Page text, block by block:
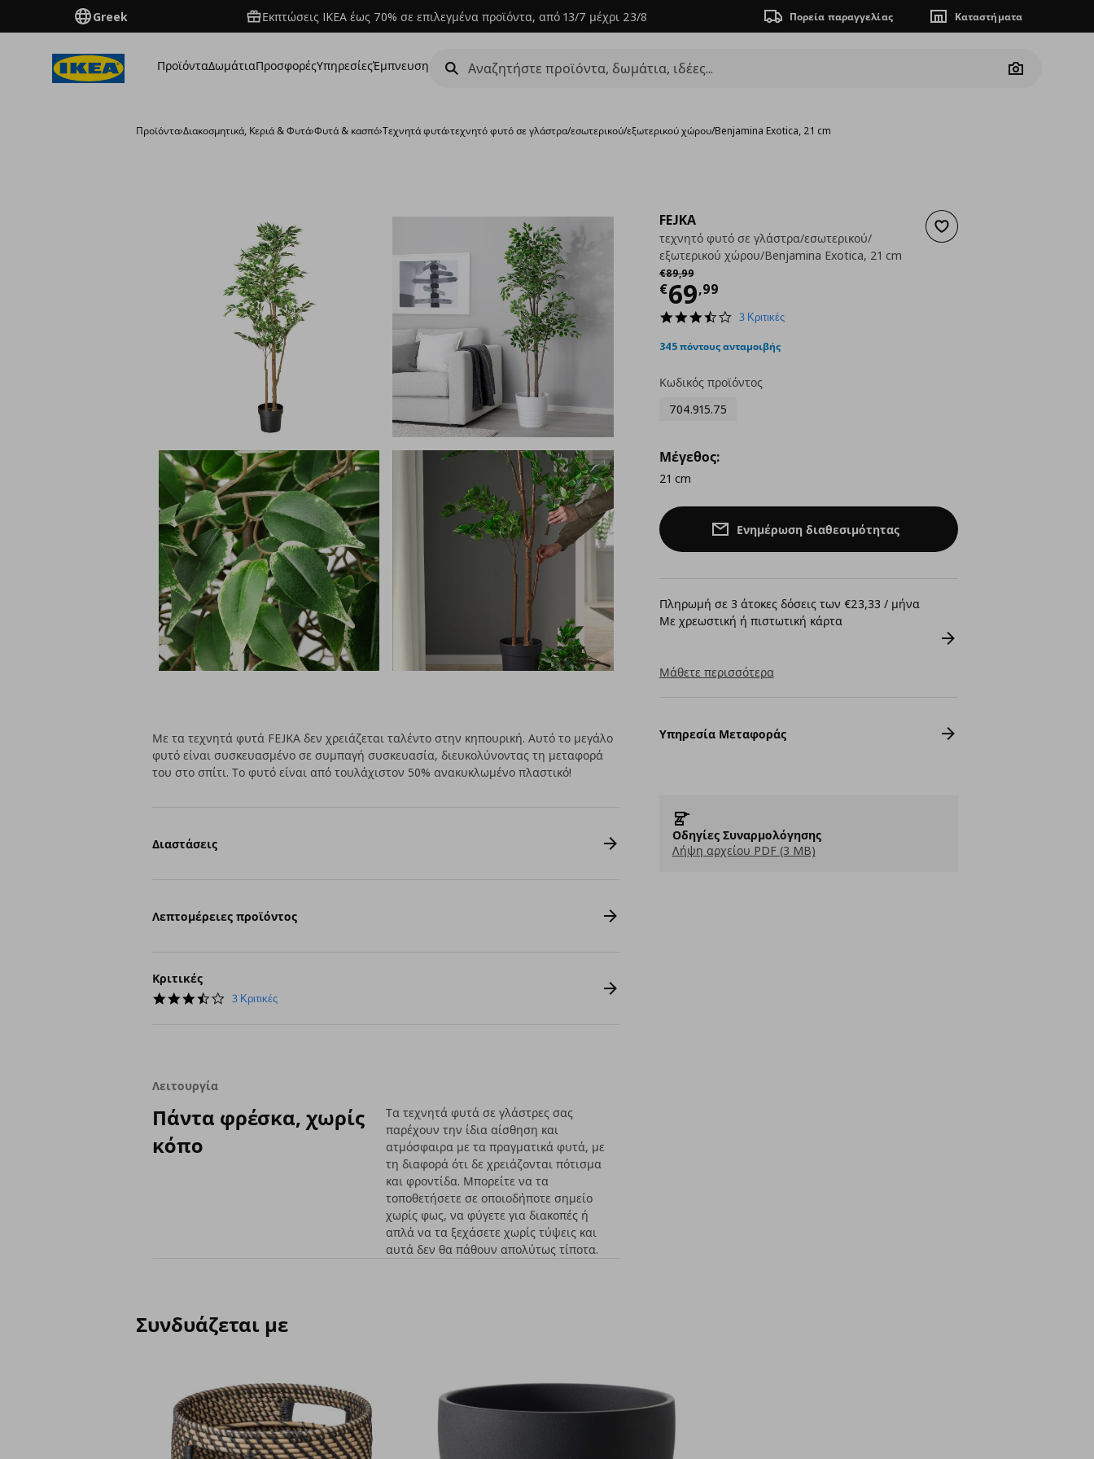
Greek Εκπτώσεις IKEA έως 70% σε επιλεγμένα προϊόντα, από 13/7 μέχρι 23/8 Πορεία παραγγελίας Καταστήματα
ΠροϊόνταΔωμάτιαΠροσφορέςΥπηρεσίεςΈμπνευση
Camera
Προϊόντα›Διακοσμητικά, Κεριά & Φυτά›Φυτά & κασπό›Τεχνητά φυτά›τεχνητό φυτό σε γλάστρα/εσωτερικού/εξωτερικού χώρου/Benjamina Exotica, 21 cm
Προσθήκη στα αγαπημένα
FEJKA
τεχνητό φυτό σε γλάστρα/εσωτερικού/
εξωτερικού χώρου/Benjamina Exotica, 21 cm
€89,99
Αρχική τιμή
€69,99
Τρέχουσα τιμή
3.3
rating
3 Κριτικές
345 πόντους ανταμοιβής
Κωδικός προϊόντος
704.915.75
Μέγεθος:
21 cm
Ενημέρωση διαθεσιμότητας
Πληρωμή σε 3 άτοκες δόσεις των €23,33 / μήνα
Με χρεωστική ή πιστωτική κάρτα
Μάθετε περισσότερα
Υπηρεσία Μεταφοράς
Οδηγίες Συναρμολόγησης
Λήψη αρχείου PDF (3 MB)
Με τα τεχνητά φυτά FEJKA δεν χρειάζεται ταλέντο στην κηπουρική. Αυτό το μεγάλο
φυτό είναι συσκευασμένο σε συμπαγή συσκευασία, διευκολύνοντας τη μεταφορά
του στο σπίτι. Το φυτό είναι από τουλάχιστον 50% ανακυκλωμένο πλαστικό!
Διαστάσεις
Λεπτομέρειες προϊόντος
Κριτικές
3.3
3 Κριτικές
Λειτουργία
Πάντα φρέσκα, χωρίς
κόπο
Τα τεχνητά φυτά σε γλάστρες σας
παρέχουν την ίδια αίσθηση και
ατμόσφαιρα με τα πραγματικά φυτά, με
τη διαφορά ότι δε χρειάζονται πότισμα
και φροντίδα. Μπορείτε να τα
τοποθετήσετε σε οποιοδήποτε σημείο
χωρίς φως, να φύγετε για διακοπές ή
απλά να τα ξεχάσετε χωρίς τύψεις και
αυτά δεν θα πάθουν απολύτως τίποτα.
Συνδυάζεται με